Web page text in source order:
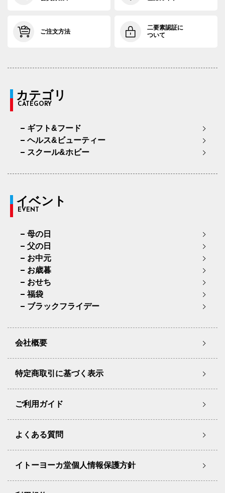
ご注文方法
二要素認証に
ついて
カテゴリ
CATEGORY
ギフト&フード
ヘルス&ビューティー
スクール&ホビー
イベント
EVENT
母の日
父の日
お中元
お歳暮
おせち
福袋
ブラックフライデー
会社概要
特定商取引に基づく表示
ご利用ガイド
よくある質問
イトーヨーカ堂個人情報保護方針